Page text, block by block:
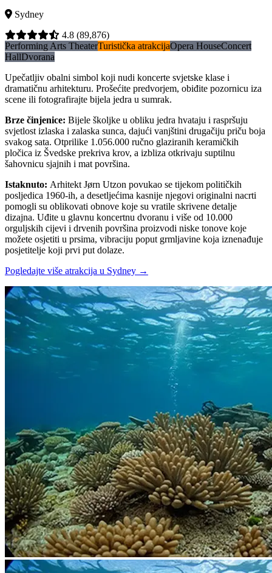
Sydney
4.8 (89,876)
Performing Arts TheaterTuristička atrakcijaOpera HouseConcert
HallDvorana
Upečatljiv obalni simbol koji nudi koncerte svjetske klase i
dramatičnu arhitekturu. Prošećite predvorjem, obiđite pozornicu iza
scene ili fotografirajte bijela jedra u sumrak.
Brze činjenice: Bijele školjke u obliku jedra hvataju i raspršuju
svjetlost izlaska i zalaska sunca, dajući vanjštini drugačiju priču boja
svakog sata. Otprilike 1.056.000 ručno glaziranih keramičkih
pločica iz Švedske prekriva krov, a izbliza otkrivaju suptilnu
šahovnicu sjajnih i mat površina.
Istaknuto: Arhitekt Jørn Utzon povukao se tijekom političkih
posljedica 1960-ih, a desetljećima kasnije njegovi originalni nacrti
pomogli su oblikovati obnove koje su vratile skrivene detalje
dizajna. Uđite u glavnu koncertnu dvoranu i više od 10.000
orguljskih cijevi i drvenih površina proizvodi niske tonove koje
možete osjetiti u prsima, vibraciju poput grmljavine koja iznenađuje
posjetitelje koji prvi put dolaze.
Pogledajte više atrakcija u Sydney →